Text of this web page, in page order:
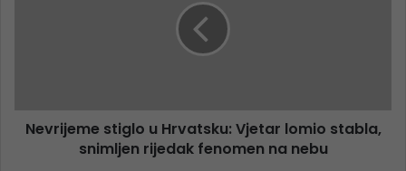
Nevrijeme stiglo u Hrvatsku: Vjetar lomio stabla,
snimljen rijedak fenomen na nebu